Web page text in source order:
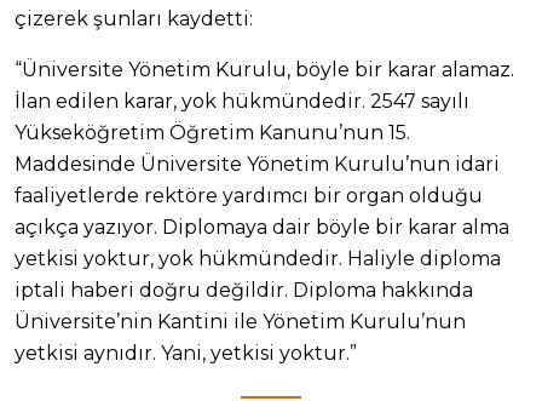
çizerek şunları kaydetti:
“Üniversite Yönetim Kurulu, böyle bir karar alamaz.
İlan edilen karar, yok hükmündedir. 2547 sayılı
Yükseköğretim Öğretim Kanunu’nun 15.
Maddesinde Üniversite Yönetim Kurulu’nun idari
faaliyetlerde rektöre yardımcı bir organ olduğu
açıkça yazıyor. Diplomaya dair böyle bir karar alma
yetkisi yoktur, yok hükmündedir. Haliyle diploma
iptali haberi doğru değildir. Diploma hakkında
Üniversite’nin Kantini ile Yönetim Kurulu’nun
yetkisi aynıdır. Yani, yetkisi yoktur.”